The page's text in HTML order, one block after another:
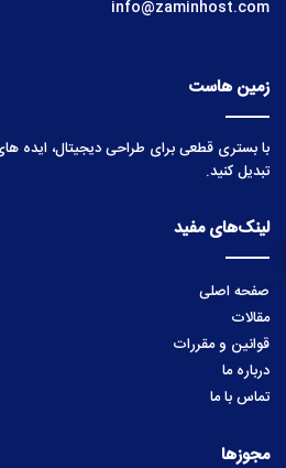
info@zaminhost.com
زمین هاست
با بستری قطعی برای طراحی دیجیتال، ایده
تبدیل کنید.
لینک‌های مفید
صفحه اصلی
مقالات
قوانین و مقررات
درباره ما
تماس با ما
مجوزها